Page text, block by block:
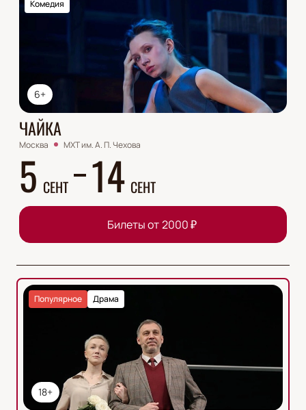
6+
Комедия
ЧАЙКА
Москва МХТ им. А. П. Чехова
5 СЕНТ 14 СЕНТ
Билеты от 2000₽
18+
Драма
Популярное